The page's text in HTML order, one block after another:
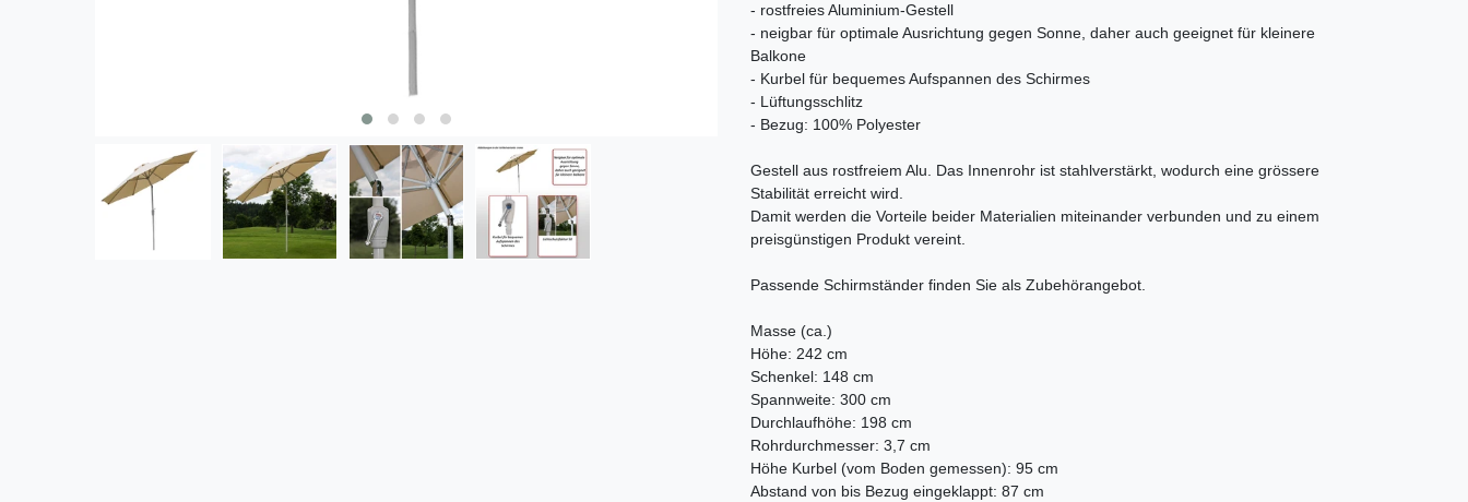
- rostfreies Aluminium-Gestell
- neigbar für optimale Ausrichtung gegen Sonne, daher auch geeignet für kleinere
Balkone
- Kurbel für bequemes Aufspannen des Schirmes
- Lüftungsschlitz
- Bezug: 100% Polyester
Gestell aus rostfreiem Alu. Das Innenrohr ist stahlverstärkt, wodurch eine grössere
Stabilität erreicht wird.
Damit werden die Vorteile beider Materialien miteinander verbunden und zu einem
preisgünstigen Produkt vereint.
Passende Schirmständer finden Sie als Zubehörangebot.
Masse (ca.)
Höhe: 242 cm
Schenkel: 148 cm
Spannweite: 300 cm
Durchlaufhöhe: 198 cm
Rohrdurchmesser: 3,7 cm
Höhe Kurbel (vom Boden gemessen): 95 cm
Abstand von bis Bezug eingeklappt: 87 cm